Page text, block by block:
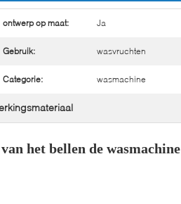
ontwerp op maat: Ja
Gebruik: wasvruchten
Categorie: wasmachine
het bellen de wasmachine